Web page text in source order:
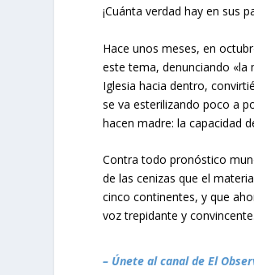
¡Cuánta verdad hay en sus
Hace unos meses, en
este tema, denunciando «la
Iglesia hacia dentro,
se va esterilizando poco a
hacen madre: la capacidad
Contra todo pronóstico
de las cenizas que el
cinco continentes, y que
voz trepidante y convincente.
– Únete al canal de El